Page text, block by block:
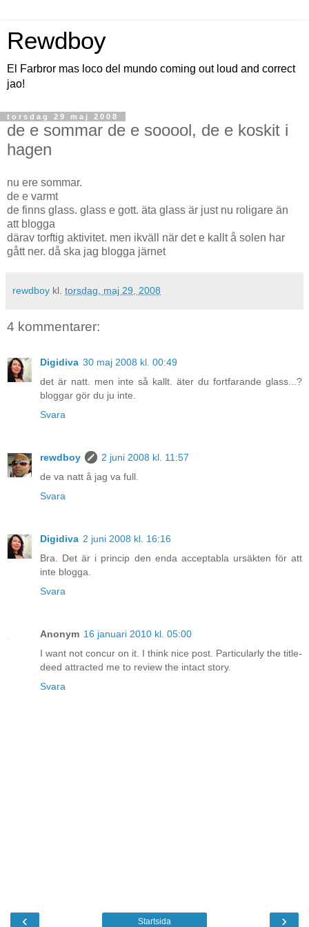
Rewdboy
El Farbror mas loco del mundo coming out loud and correct
jao!
torsdag 29 maj 2008
de e sommar de e sooool, de e koskit i
hagen
nu ere sommar.
de e varmt
de finns glass. glass e gott. äta glass är just nu roligare än
att blogga
därav torftig aktivitet. men ikväll när det e kallt å solen har
gått ner. då ska jag blogga järnet
rewdboy kl. torsdag, maj 29, 2008
4 kommentarer:
Digidiva 30 maj 2008 kl. 00:49
det är natt. men inte så kallt. äter du fortfarande glass...?
bloggar gör du ju inte.
Svara
rewdboy
2 juni 2008 kl. 11:57
de va natt å jag va full.
Svara
Digidiva 2 juni 2008 kl. 16:16
Bra. Det är i princip den enda acceptabla ursäkten för att
inte blogga.
Svara
Anonym 16 januari 2010 kl. 05:00
I want not concur on it. I think nice post. Particularly the title-
deed attracted me to review the intact story.
Svara
‹ ›
Startsida